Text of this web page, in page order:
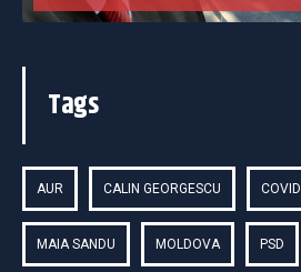
Tags
AUR CALIN GEORGESCU COVID
MAIA SANDU MOLDOVA PSD